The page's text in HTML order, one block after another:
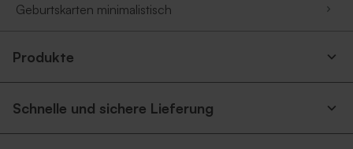
Geburtskarten minimalistisch
Produkte
Schnelle und sichere Lieferung